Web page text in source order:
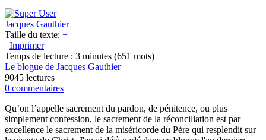
Jacques Gauthier
Taille du texte: + –
Imprimer
Temps de lecture : 3 minutes (651 mots)
Le blogue de Jacques Gauthier
9045 lectures
0 commentaires
Qu’on l’appelle sacrement du pardon, de pénitence, ou plus
simplement confession, le sacrement de la réconciliation est par
excellence le sacrement de la miséricorde du Père qui resplendit sur